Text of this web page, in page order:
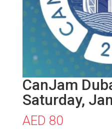
CanJam
Saturday,
AED 80